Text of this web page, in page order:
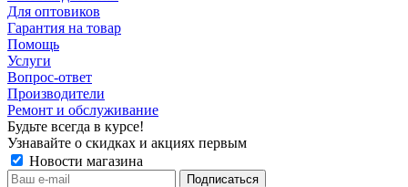
Для оптовиков
Гарантия на товар
Помощь
Услуги
Вопрос-ответ
Производители
Ремонт и обслуживание
Будьте всегда в курсе!
Узнавайте о скидках и акциях первым
Новости магазина